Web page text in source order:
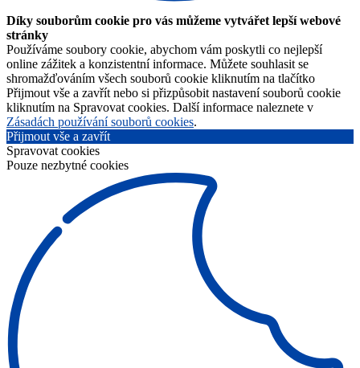
Díky souborům cookie pro vás můžeme vytvářet lepší webové
stránky
Používáme soubory cookie, abychom vám poskytli co nejlepší
online zážitek a konzistentní informace. Můžete souhlasit se
shromažďováním všech souborů cookie kliknutím na tlačítko
Přijmout vše a zavřít nebo si přizpůsobit nastavení souborů cookie
kliknutím na Spravovat cookies. Další informace naleznete v
Zásadách používání souborů cookies.
Přijmout vše a zavřít
Spravovat cookies
Pouze nezbytné cookies